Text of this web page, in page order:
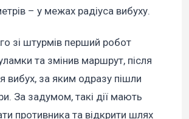
– у межах радіуса вибуху.
зі штурмів перший робот
та змінив маршрут, після
вибух, за яким одразу пішли
За задумом, такі дії мають
противника та відкрити шлях